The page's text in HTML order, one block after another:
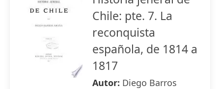
Chile: pte. 7. La
reconquista
española, de 1814 a
1817
Autor: Diego Barros